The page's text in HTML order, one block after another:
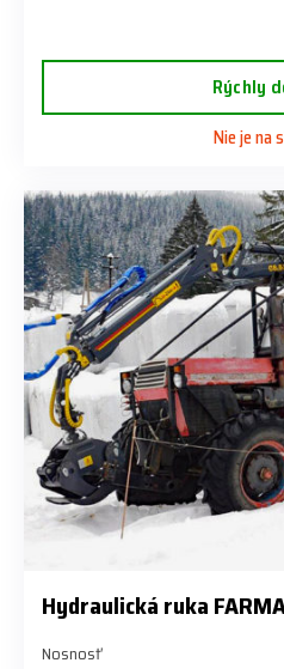
Rýchly
Nie je na
Hydraulická ruka
Nosnosť